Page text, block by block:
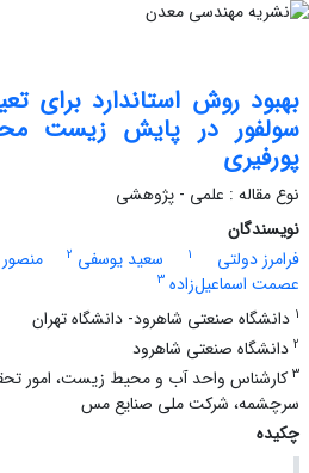
بهبود روش استاندارد برای
سولفور در پایش ‌زیست
پورفیری
نوع مقاله : علمی - پژوهشی
نویسندگان
فرامرز دولتی
1 سعید یوسفی 2
عصمت اسماعیل‌زاده 3
1 دانشگاه صنعتی شاهرود- دانشگاه تهران
2 دانشگاه صنعتی شاهرود
3 کارشناس واحد آب و محیط زیست، امور
سرچشمه، شرکت ملی صنایع مس
چکیده